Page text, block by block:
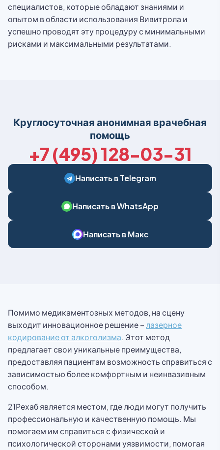
специалистов, которые обладают знаниями и
опытом в области использования Вивитрола и
успешно проводят эту процедуру с минимальными
рисками и максимальными результатами.
Круглосуточная анонимная врачебная
помощь
+7 (495) 128-03-31
Написать в Telegram
Написать в WhatsApp
Написать в Макс
Помимо медикаментозных методов, на сцену
выходит инновационное решение – лазерное
кодирование от алкоголизма. Этот метод
предлагает свои уникальные преимущества,
предоставляя пациентам возможность справиться с
зависимостью более комфортным и неинвазивным
способом.
21Рехаб является местом, где люди могут получить
профессиональную и качественную помощь. Мы
помогаем им справиться с физической и
психологической сторонами уязвимости, помогая